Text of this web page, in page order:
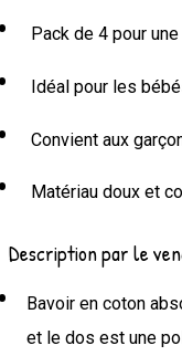
Pack de 4 pour
Idéal pour les
Convient aux
Matériau doux et
Description par le
Bavoir en coton
et le dos est une